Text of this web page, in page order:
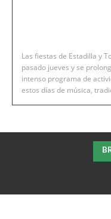
Las fiestas de Estadilla y
pasado jueves y se
intenso programa de
estos días de música,